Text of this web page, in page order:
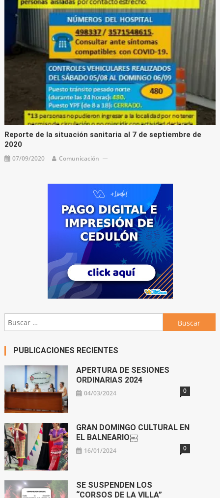
Reporte de la situación sanitaria al 7 de septiembre de
2020
07/09/2020 Comunicación
Buscar:
PUBLICACIONES RECIENTES
APERTURA DE SESIONES
ORDINARIAS 2024
04/03/2024 0
GRAN DOMINGO CULTURAL EN
EL BALNEARIO￼
16/01/2024 0
SE SUSPENDEN LOS
“CORSOS DE LA VILLA”